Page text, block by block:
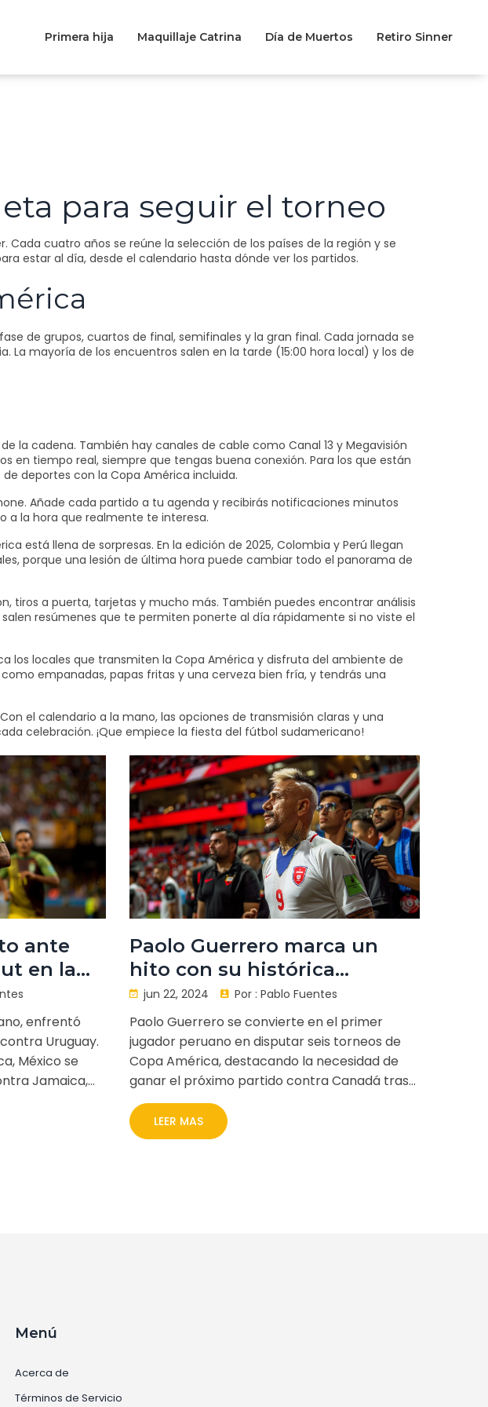
Primera hija Maquillaje Catrina Día de Muertos Retiro Sinner
para seguir el torneo
cuatro años se reúne la selección de los países de la región y se
estar al día, desde el calendario hasta dónde ver los partidos.
de grupos, cuartos de final, semifinales y la gran final. Cada jornada se
La mayoría de los encuentros salen en la tarde (15:00 hora local) y los de
la cadena. También hay canales de cable como Canal 13 y Megavisión
en tiempo real, siempre que tengas buena conexión. Para los que están
deportes con la Copa América incluida.
Añade cada partido a tu agenda y recibirás notificaciones minutos
a la hora que realmente te interesa.
está llena de sorpresas. En la edición de 2025, Colombia y Perú llegan
porque una lesión de última hora puede cambiar todo el panorama de
tiros a puerta, tarjetas y mucho más. También puedes encontrar análisis
resúmenes que te permiten ponerte al día rápidamente si no viste el
los locales que transmiten la Copa América y disfruta del ambiente de
empanadas, papas fritas y una cerveza bien fría, y tendrás una
el calendario a la mano, las opciones de transmisión claras y una
celebración. ¡Que empiece la fiesta del fútbol sudamericano!
ante
en la
enfrentó
Uruguay.
México se
Jamaica,
a un gol de
un gol de
de juego.
Paolo Guerrero marca un
hito con su histórica
participación en la Copa
América
jun 22, 2024 Por : Pablo Fuentes
Paolo Guerrero se convierte en el primer
jugador peruano en disputar seis torneos de
Copa América, destacando la necesidad de
ganar el próximo partido contra Canadá tras
el empate 0-0 frente a Chile. La determinación
y el orgullo de representar a Perú fueron
resaltados en sus declaraciones post-partido.
LEER MAS
Menú
Acerca de
Términos de Servicio